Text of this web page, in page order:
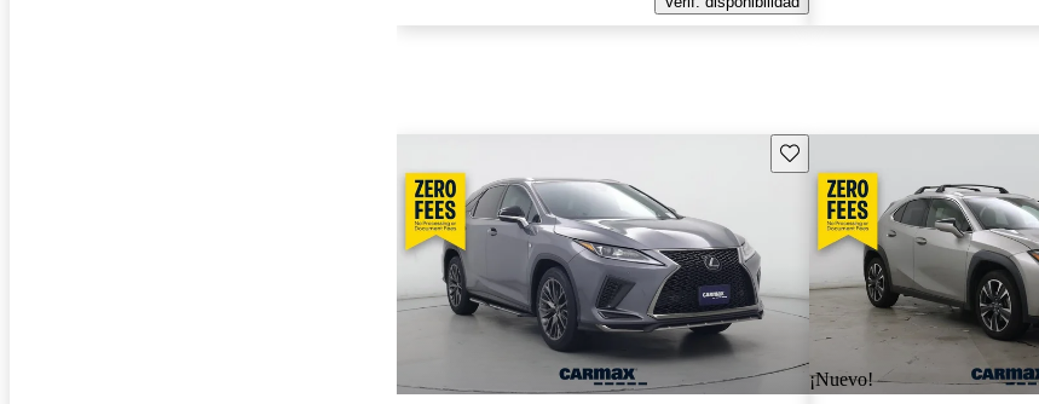
Guarda este Aviso
¡Nuevo!